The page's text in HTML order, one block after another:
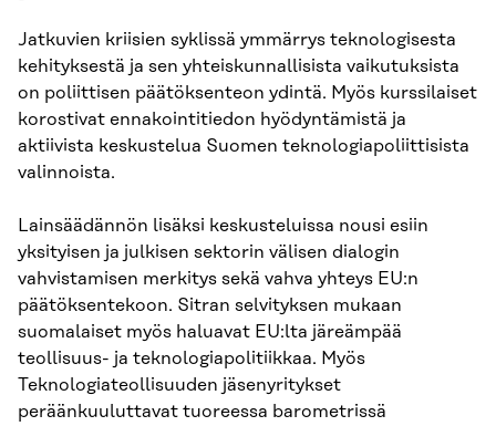
Jatkuvien kriisien syklissä ymmärrys teknologisesta
kehityksestä ja sen yhteiskunnallisista vaikutuksista
on poliittisen päätöksenteon ydintä. Myös kurssilaiset
korostivat ennakointitiedon hyödyntämistä ja
aktiivista keskustelua Suomen teknologiapoliittisista
valinnoista.
Lainsäädännön lisäksi keskusteluissa nousi esiin
yksityisen ja julkisen sektorin välisen dialogin
vahvistamisen merkitys sekä vahva yhteys EU:n
päätöksentekoon. Sitran selvityksen mukaan
suomalaiset myös haluavat EU:lta järeämpää
teollisuus- ja teknologiapolitiikkaa. Myös
Teknologiateollisuuden jäsenyritykset
peräänkuuluttavat tuoreessa barometrissä